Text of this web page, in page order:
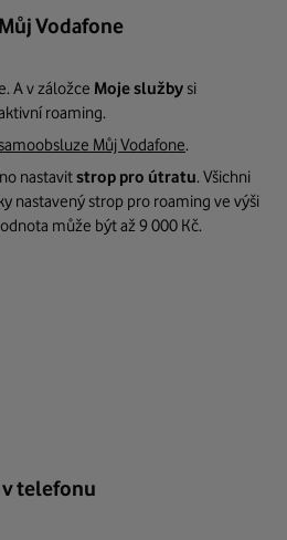
Vodafone
A v záložce Moje služby si
roaming.
samoobsluze Můj Vodafone.
nastavitstrop pro útratu. Všichni
nastavený strop pro roaming ve výši
může být až 9 000 Kč.
telefonu